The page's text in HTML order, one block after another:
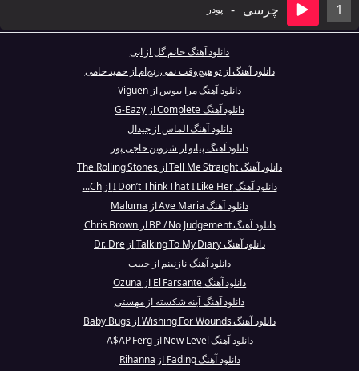
1 چرسی - پودر
دانلود آهنگ خانم گل از ابی
دانلود آهنگ از تو هیچ‌وقت نمی‌رنج‌ام از حمید حامی
دانلود آهنگ مرا ببوس از Viguen
دانلود آهنگ Complete از G-Eazy
دانلود آهنگ الماس از جیدال
دانلود آهنگ پیانو از شروین حاجی پور
دانلود آهنگ Tell Me Straight از The Rolling Stones
دانلود آهنگ I Don’t Think That I Like Her از Ch...
دانلود آهنگ Ave Maria از Maluma
دانلود آهنگ BP / No Judgement از Chris Brown
دانلود آهنگ Talking To My Diary از Dr. Dre
دانلود آهنگ نازنینم از حبیب
دانلود آهنگ El Farsante از Ozuna
دانلود آهنگ آینه شکسته از مهستی
دانلود آهنگ Wishing For Wounds از Baby Bugs
دانلود آهنگ New Level از A$AP Ferg
دانلود آهنگ Fading از Rihanna